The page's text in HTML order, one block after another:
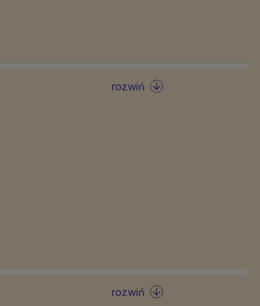
rozwiń 
rozwiń 